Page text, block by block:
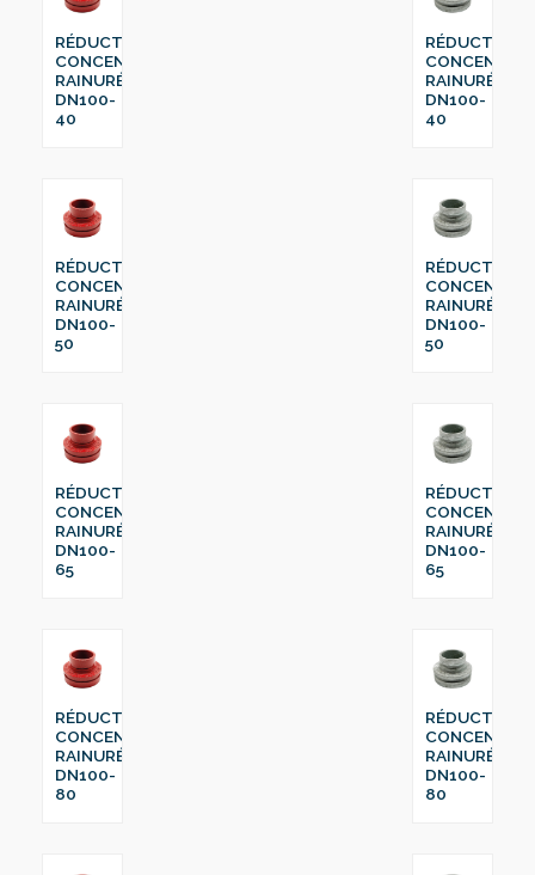
RÉDUCTION
CONCENTRIQUE
RAINURÉ
DN100-
40
RÉDUCTION
RAINURÉ
DN100-
40
RÉDUCTION
CONCENTRIQUE
RAINURÉ
DN100-
50
RÉDUCTION
RAINURÉ
DN100-
50
RÉDUCTION
CONCENTRIQUE
RAINURÉ
DN100-
65
RÉDUCTION
RAINURÉ
DN100-
65
RÉDUCTION
CONCENTRIQUE
RAINURÉ
DN100-
80
RÉDUCTION
RAINURÉ
DN100-
80